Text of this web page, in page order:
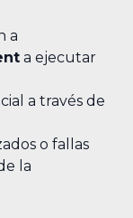
a
a ejecutar
a través de
o fallas
la